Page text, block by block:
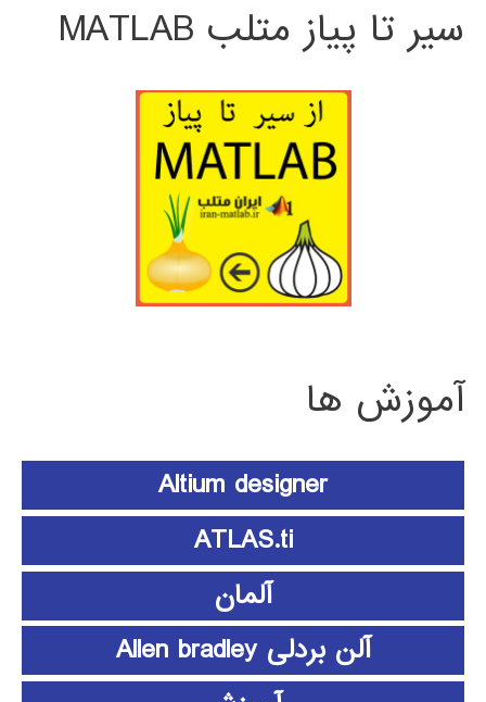
سیر تا پیاز متلب MATLAB
آموزش ها
Altium designer
ATLAS.ti
آلمان
آلن بردلی Allen bradley